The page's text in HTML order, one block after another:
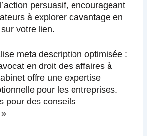
persuasif, encourageant
à explorer davantage en
votre lien.
meta description optimisée :
en droit des affaires à
offre une expertise
pour les entreprises.
pour des conseils